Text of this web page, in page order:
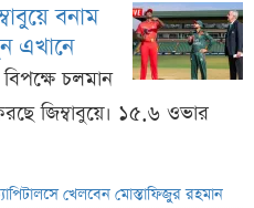
বনাম
এখানে
চলমান
জিম্বাবুয়ে। ১৫.৬ ওভার
খেলবেন মোস্তাফিজুর রহমান